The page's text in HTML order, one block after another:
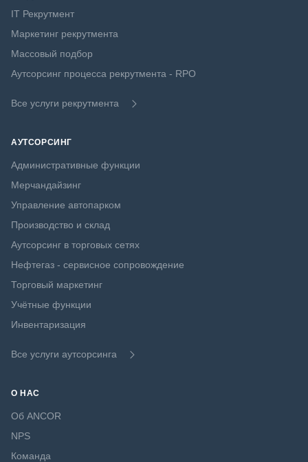
IT Рекрутмент
Маркетинг рекрутмента
Массовый подбор
Аутсорсинг процесса рекрутмента - RPO
Все услуги рекрутмента
АУТСОРСИНГ
Административные функции
Мерчандайзинг
Управление автопарком
Производство и склад
Аутсорсинг в торговых сетях
Нефтегаз - сервисное сопровождение
Торговый маркетинг
Учётные функции
Инвентаризация
Все услуги аутсорсинга
О НАС
Об ANCOR
NPS
Команда